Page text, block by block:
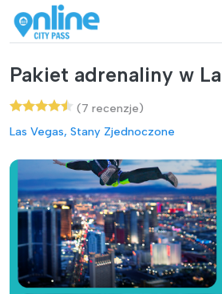
Pakiet adrenaliny w
(7 recenzje)
Las Vegas, Stany Zjednoczone